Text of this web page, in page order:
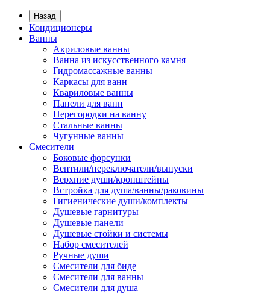
Назад
Кондиционеры
Ванны
Акриловые ванны
Ванна из искусственного камня
Гидромассажные ванны
Каркасы для ванн
Квариловые ванны
Панели для ванн
Перегородки на ванну
Стальные ванны
Чугунные ванны
Смесители
Боковые форсунки
Вентили/переключатели/выпуски
Верхние души/кронштейны
Встройка для душа/ванны/раковины
Гигиенические души/комплекты
Душевые гарнитуры
Душевые панели
Душевые стойки и системы
Набор смесителей
Ручные души
Смесители для биде
Смесители для ванны
Смесители для душа